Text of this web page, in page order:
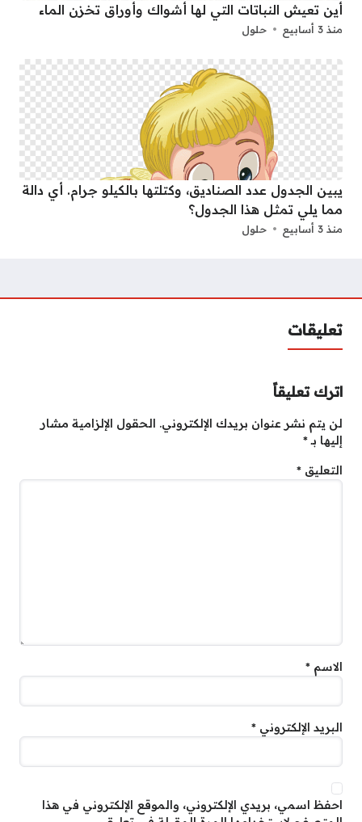
أين تعيش النباتات التي لها أشواك وأوراق تخزن الماء
منذ 3 أسابيع حلول
يبين الجدول عدد الصناديق، وكتلتها بالكيلو جرام. أي دالة
مما يلي تمثل هذا الجدول؟
منذ 3 أسابيع حلول
تعليقات
اترك تعليقاً
لن يتم نشر عنوان بريدك الإلكتروني. الحقول الإلزامية مشار
إليها بـ*
التعليق *
الاسم *
البريد الإلكتروني *
احفظ اسمي، بريدي الإلكتروني، والموقع الإلكتروني في هذا